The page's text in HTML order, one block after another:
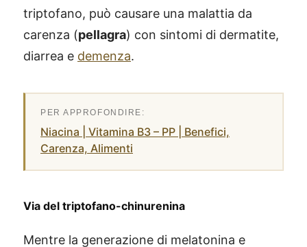
triptofano, può causare una malattia da
carenza (pellagra) con sintomi di dermatite,
diarrea e demenza.
Niacina | Vitamina B3 – PP | Benefici,
Carenza, Alimenti
Via del triptofano-chinurenina
Mentre la generazione di melatonina e